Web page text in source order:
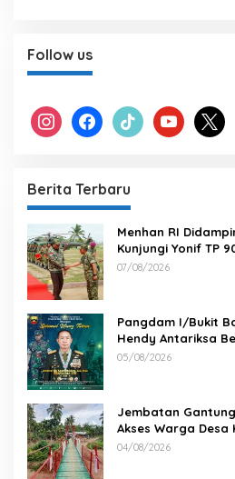
Follow us
instagram facebook tiktok youtube x
Berita Terbaru
Menhan RI
Kunjungi Yonif TP
dan Beri Motivasi
07/08/2026
Pangdam I/Bukit
Hendy Antariksa
Kodam I/BB Mengucapkan : Selamat Ulang
05/08/2026
Jembatan
Akses Warga Desa
Aman
04/08/2026